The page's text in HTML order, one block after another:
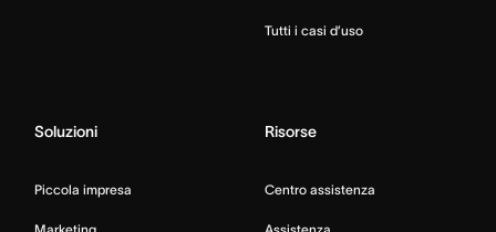
Tutti i casi d’uso
Soluzioni
Piccola impresa
Risorse
Centro assistenza